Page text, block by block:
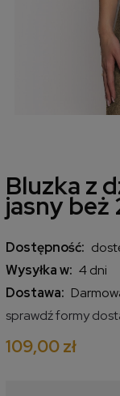
Bluzka z
jasny beż
Dostępność:
Wysyłka w: 4 dni
Dostawa:
Cena nie
sprawdź formy
109,00 zł